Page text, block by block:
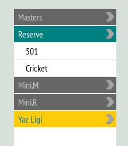
Masters
Reserve
501
Cricket
Mini.M
Mini.R
Yaz Ligi